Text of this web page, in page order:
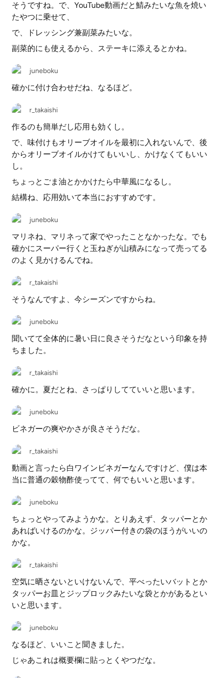
そうですね。で、YouTube動画だと鯖みたいな魚を焼い
たやつに乗せて、
で、ドレッシング兼副菜みたいな。
副菜的にも使えるから、ステーキに添えるとかね。
juneboku
確かに付け合わせだね、なるほど。
r_takaishi
作るのも簡単だし応用も効くし。
で、味付けもオリーブオイルを最初に入れないんで、後
からオリーブオイルかけてもいいし、かけなくてもいい
し。
ちょっとごま油とかかけたら中華風になるし。
結構ね、応用効いて本当におすすめです。
juneboku
マリネね、マリネって家でやったことなかったな。でも
確かにスーパー行くと玉ねぎが山積みになって売ってる
のよく見かけるんでね。
r_takaishi
そうなんですよ、今シーズンですからね。
juneboku
聞いてて全体的に暑い日に良さそうだなという印象を持
ちました。
r_takaishi
確かに。夏だとね、さっぱりしてていいと思います。
juneboku
ビネガーの爽やかさが良さそうだな。
r_takaishi
動画と言ったら白ワインビネガーなんですけど、僕は本
当に普通の穀物酢使ってて、何でもいいと思います。
juneboku
ちょっとやってみようかな。とりあえず、タッパーとか
あればいけるのかな。ジッパー付きの袋のほうがいいの
かな。
r_takaishi
空気に晒さないといけないんで、平べったいバットとか
タッパーお皿とジップロックみたいな袋とかがあるとい
いと思います。
juneboku
なるほど、いいこと聞きました。
じゃあこれは概要欄に貼っとくやつだな。